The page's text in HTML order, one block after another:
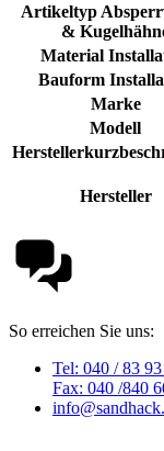
Artikeltyp
&
Material
Bauform
Marke
Modell
Hersteller
So erreichen Sie uns:
Tel: 040 / 83
Fax: 040 /840